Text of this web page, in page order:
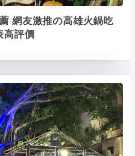
網友激推の高雄火鍋吃
高評價